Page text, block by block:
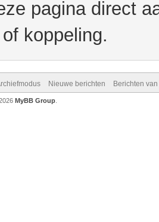
pagina direct
koppeling.
Nieuwe berichten Berichten
MyBB Group